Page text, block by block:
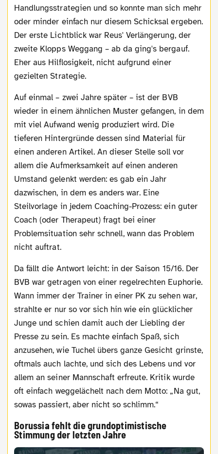
Handlungsstrategien und so konnte man sich mehr
oder minder einfach nur diesem Schicksal ergeben.
Der erste Lichtblick war Reus' Verlängerung, der
zweite Klopps Weggang – ab da ging's bergauf.
Eher aus Hilflosigkeit, nicht aufgrund einer
gezielten Strategie.
Auf einmal – zwei Jahre später – ist der BVB
wieder in einem ähnlichen Muster gefangen, in dem
mit viel Aufwand wenig produziert wird. Die
tieferen Hintergründe dessen sind Material für
einen anderen Artikel. An dieser Stelle soll vor
allem die Aufmerksamkeit auf einen anderen
Umstand gelenkt werden: es gab ein Jahr
dazwischen, in dem es anders war. Eine
Steilvorlage in jedem Coaching-Prozess: ein guter
Coach (oder Therapeut) fragt bei einer
Problemsituation sehr schnell, wann das Problem
nicht auftrat.
Da fällt die Antwort leicht: in der Saison 15/16. Der
BVB war getragen von einer regelrechten Euphorie.
Wann immer der Trainer in einer PK zu sehen war,
strahlte er nur so vor sich hin wie ein glücklicher
Junge und schien damit auch der Liebling der
Presse zu sein. Es machte einfach Spaß, sich
anzusehen, wie Tuchel übers ganze Gesicht grinste,
oftmals auch lachte, und sich des Lebens und vor
allem an seiner Mannschaft erfreute. Kritik wurde
oft einfach weggelächelt nach dem Motto: „Na gut,
sowas passiert, aber nicht so schlimm.“
Borussia fehlt die grundoptimistische
Stimmung der letzten Jahre